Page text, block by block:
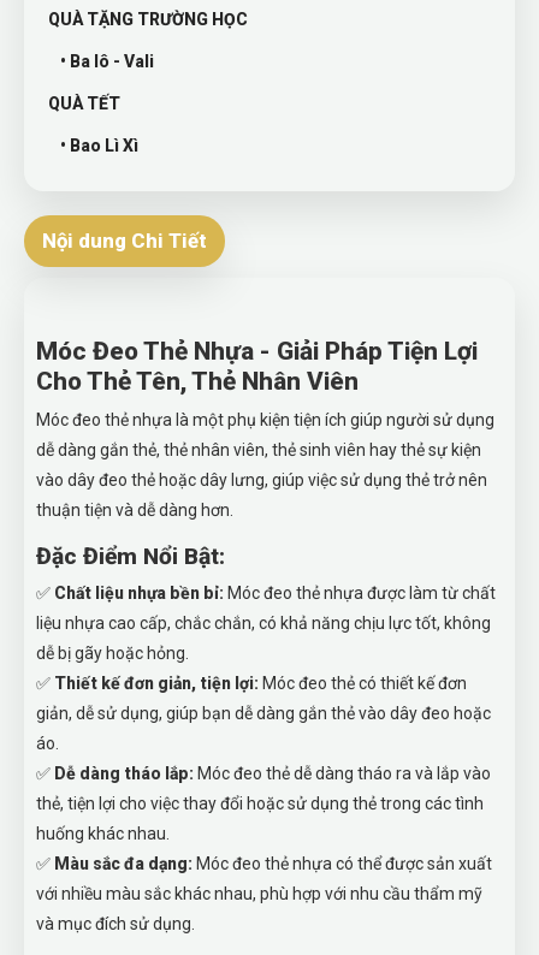
QUÀ TẶNG TRƯỜNG HỌC
• Ba lô - Vali
QUÀ TẾT
• Bao Lì Xì
Nội dung Chi Tiết
Móc Đeo Thẻ Nhựa - Giải Pháp Tiện Lợi
Cho Thẻ Tên, Thẻ Nhân Viên
Móc đeo thẻ nhựa là một phụ kiện tiện ích giúp người sử dụng
dễ dàng gắn thẻ, thẻ nhân viên, thẻ sinh viên hay thẻ sự kiện
vào dây đeo thẻ hoặc dây lưng, giúp việc sử dụng thẻ trở nên
thuận tiện và dễ dàng hơn.
Đặc Điểm Nổi Bật:
✅ Chất liệu nhựa bền bỉ: Móc đeo thẻ nhựa được làm từ chất
liệu nhựa cao cấp, chắc chắn, có khả năng chịu lực tốt, không
dễ bị gãy hoặc hỏng.
✅ Thiết kế đơn giản, tiện lợi: Móc đeo thẻ có thiết kế đơn
giản, dễ sử dụng, giúp bạn dễ dàng gắn thẻ vào dây đeo hoặc
áo.
✅ Dễ dàng tháo lắp: Móc đeo thẻ dễ dàng tháo ra và lắp vào
thẻ, tiện lợi cho việc thay đổi hoặc sử dụng thẻ trong các tình
huống khác nhau.
✅ Màu sắc đa dạng: Móc đeo thẻ nhựa có thể được sản xuất
với nhiều màu sắc khác nhau, phù hợp với nhu cầu thẩm mỹ
và mục đích sử dụng.